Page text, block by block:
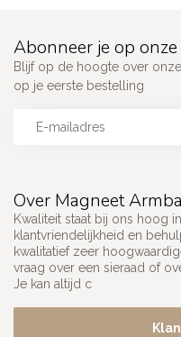
Over Magneet
Kwaliteit staat bij ons hoog
klantvriendelijkheid en
kwalitatief zeer
vraag over een sieraad of
Je kan altijd c
Abonneer je op
Blijf op de hoogte over
op je eerste bestelling